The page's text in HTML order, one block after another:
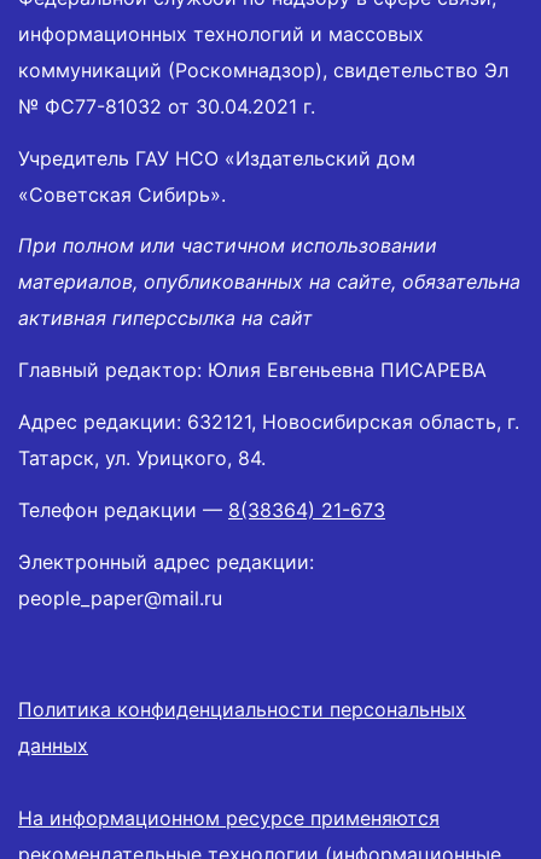
информационных технологий и массовых
коммуникаций (Роскомнадзор), свидетельство Эл
№ ФС77-81032 от 30.04.2021 г.
Учредитель ГАУ НСО «Издательский дом
«Советская Сибирь».
При полном или частичном использовании
материалов, опубликованных на сайте, обязательна
активная гиперссылка на сайт
Главный редактор: Юлия Евгеньевна ПИСАРЕВА
Адрес редакции: 632121, Новосибирская область, г.
Татарск, ул. Урицкого, 84.
Телефон редакции — 8(38364) 21-673
Электронный адрес редакции:
people_paper@mail.ru
Политика конфиденциальности персональных
данных
На информационном ресурсе применяются